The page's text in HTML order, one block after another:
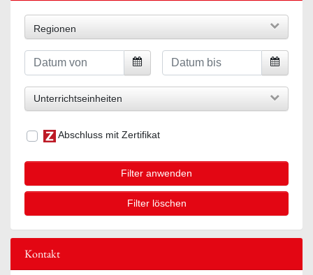
Regionen
Unterrichtseinheiten
Abschluss mit Zertifikat
Filter anwenden
Filter löschen
Kontakt